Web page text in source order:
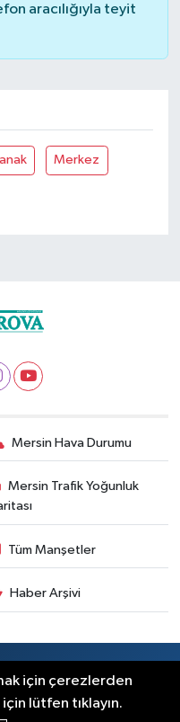
aracılığıyla teyit
Merkez
Mersin Hava Durumu
Mersin Trafik Yoğunluk
Tüm Manşetler
Haber Arşivi
için çerezlerden
lütfen tıklayın.